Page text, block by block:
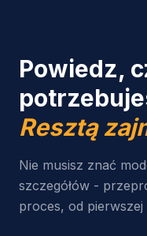
Powiedz,
Resztą
Nie musisz znać
szczegółów -
proces, od